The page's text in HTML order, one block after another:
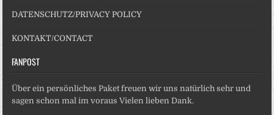
DATENSCHUTZ/PRIVACY POLICY
KONTAKT/CONTACT
FANPOST
Über ein persönliches Paket freuen wir uns natürlich sehr und
sagen schon mal im voraus Vielen lieben Dank.